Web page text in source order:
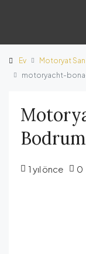
Ev
Motoryat
motoryacht-
1 yıl önce 0